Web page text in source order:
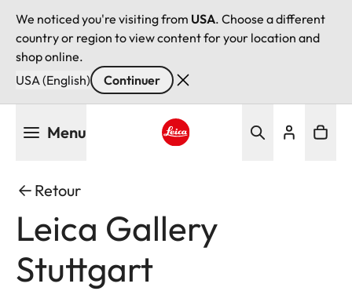
We noticed you're visiting from USA. Choose a different
country or region to view content for your location and
shop online.
USA (English)
Continuer
Menu
Retour
Leica Gallery
Stuttgart